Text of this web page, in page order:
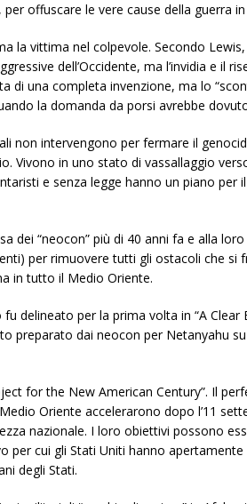
offuscare le vere cause della guerra
la vittima nel colpevole. Secondo
dell’Occidente, ma l’invidia e il
di una completa invenzione, ma lo
la domanda da porsi avrebbe
non intervengono per fermare il
Vivono in uno stato di vassallaggio
e senza legge hanno un piano per
dei “neocon” più di 40 anni fa e alla
per rimuovere tutti gli ostacoli che si
in tutto il Medio Oriente.
delineato per la prima volta in “A
preparato dai neocon per Netanyahu
for the New American Century”. Il
Oriente accelerarono dopo l’11
nazionale. I loro obiettivi possono
per cui gli Stati Uniti hanno
degli Stati.